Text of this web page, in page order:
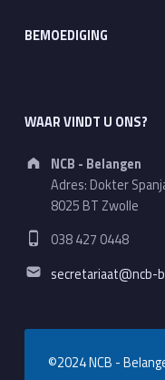
BEMOEDIGING
WAAR VINDT U ONS?
Address:
NCB - Belangen
Adres: Dokter
8025 BT Zwolle
Phone number:
038 427 0448
Email address:
secretariaat@ncb-
©2024 NCB -